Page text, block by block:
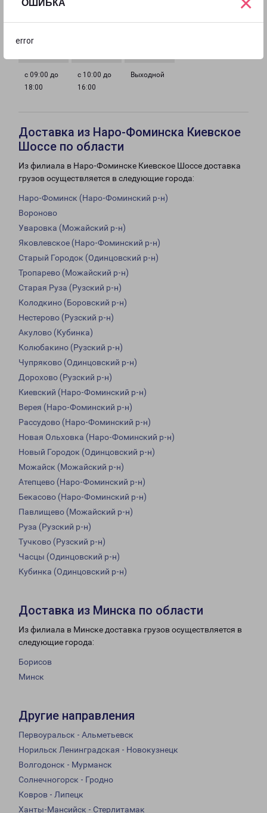
ОШИБКА
error
с 09:00 до
с 09:00 до
с 09:00 до
с 09:00 до
с 09:00 до
18:00
с 10:00 до
16:00
Выходной
Доставка из Наро-Фоминска Киевское
Шоссе по области
Из филиала в Наро-Фоминске Киевское Шоссе доставка
грузов осуществляется в следующие города:
Наро-Фоминск (Наро-Фоминский р-н)
Вороново
Уваровка (Можайский р-н)
Яковлевское (Наро-Фоминский р-н)
Старый Городок (Одинцовский р-н)
Тропарево (Можайский р-н)
Старая Руза (Рузский р-н)
Колодкино (Боровский р-н)
Нестерово (Рузский р-н)
Акулово (Кубинка)
Колюбакино (Рузский р-н)
Чупряково (Одинцовский р-н)
Дорохово (Рузский р-н)
Киевский (Наро-Фоминский р-н)
Верея (Наро-Фоминский р-н)
Рассудово (Наро-Фоминский р-н)
Новая Ольховка (Наро-Фоминский р-н)
Новый Городок (Одинцовский р-н)
Можайск (Можайский р-н)
Атепцево (Наро-Фоминский р-н)
Бекасово (Наро-Фоминский р-н)
Павлищево (Можайский р-н)
Руза (Рузский р-н)
Тучково (Рузский р-н)
Часцы (Одинцовский р-н)
Кубинка (Одинцовский р-н)
Доставка из Минска по области
Из филиала в Минске доставка грузов осуществляется в
следующие города:
Борисов
Минск
Другие направления
Первоуральск - Альметьевск
Норильск Ленинградская - Новокузнецк
Волгодонск - Мурманск
Солнечногорск - Гродно
Ковров - Липецк
Ханты-Мансийск - Стерлитамак